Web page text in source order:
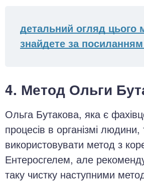
детальний огляд цього
знайдете за
4. Метод Ольги
Ольга Бутакова, яка є
процесів в організмі
використовувати метод з
Ентеросгелем, але
таку чистку наступними